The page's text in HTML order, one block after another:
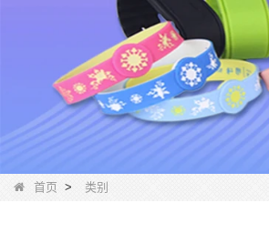
首页 > 类别